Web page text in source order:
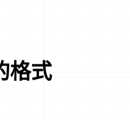
格式